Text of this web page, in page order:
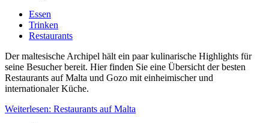
Essen
Trinken
Restaurants
Der maltesische Archipel hält ein paar kulinarische Highlights für
seine Besucher bereit. Hier finden Sie eine Übersicht der besten
Restaurants auf Malta und Gozo mit einheimischer und
internationaler Küche.
Weiterlesen: Restaurants auf Malta